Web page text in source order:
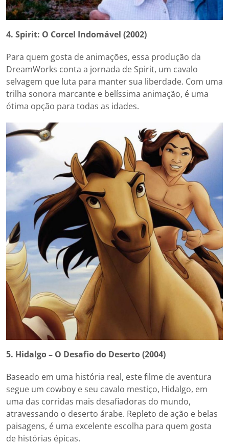
4. Spirit: O Corcel Indomável (2002)
Para quem gosta de animações, essa produção da
DreamWorks conta a jornada de Spirit, um cavalo
selvagem que luta para manter sua liberdade. Com uma
trilha sonora marcante e belíssima animação, é uma
ótima opção para todas as idades.
5. Hidalgo – O Desafio do Deserto (2004)
Baseado em uma história real, este filme de aventura
segue um cowboy e seu cavalo mestiço, Hidalgo, em
uma das corridas mais desafiadoras do mundo,
atravessando o deserto árabe. Repleto de ação e belas
paisagens, é uma excelente escolha para quem gosta
de histórias épicas.